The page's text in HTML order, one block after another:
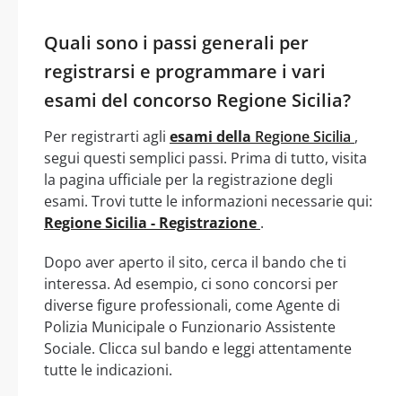
Quali sono i passi generali per
registrarsi e programmare i vari
esami del concorso Regione Sicilia?
Per registrarti agli esami della Regione Sicilia ,
segui questi semplici passi. Prima di tutto, visita
la pagina ufficiale per la registrazione degli
esami. Trovi tutte le informazioni necessarie qui:
Regione Sicilia - Registrazione .
Dopo aver aperto il sito, cerca il bando che ti
interessa. Ad esempio, ci sono concorsi per
diverse figure professionali, come Agente di
Polizia Municipale o Funzionario Assistente
Sociale. Clicca sul bando e leggi attentamente
tutte le indicazioni.